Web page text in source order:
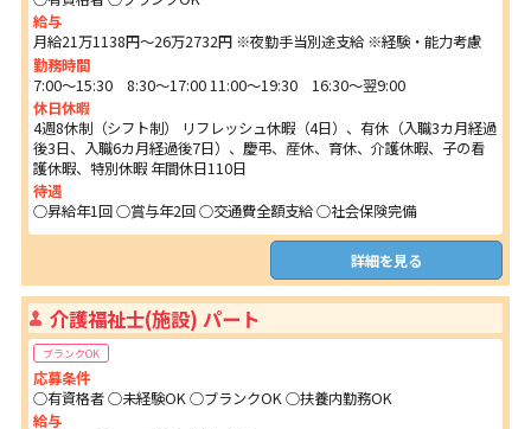
給与
月給21万1138円～26万2732円 ※夜勤手当別途支給 ※経験・能力考慮
勤務時間
7:00～15:30 8:30～17:00 11:00～19:30 16:30～翌9:00
休日休暇
4週8休制（シフト制） リフレッシュ休暇（4日）、有休（入職3カ月経過
後3日、入職6カ月経過後7日）、慶弔、産休、育休、介護休暇、子の看
護休暇、特別休暇 年間休日110日
待遇
○昇給年1回 ○賞与年2回 ○交通費全額支給 ○社会保険完備
詳細を見る
介護福祉士(施設) パート
ブランクOK
応募条件
○有資格者 ○未経験OK ○ブランクOK ○扶養内勤務OK
給与